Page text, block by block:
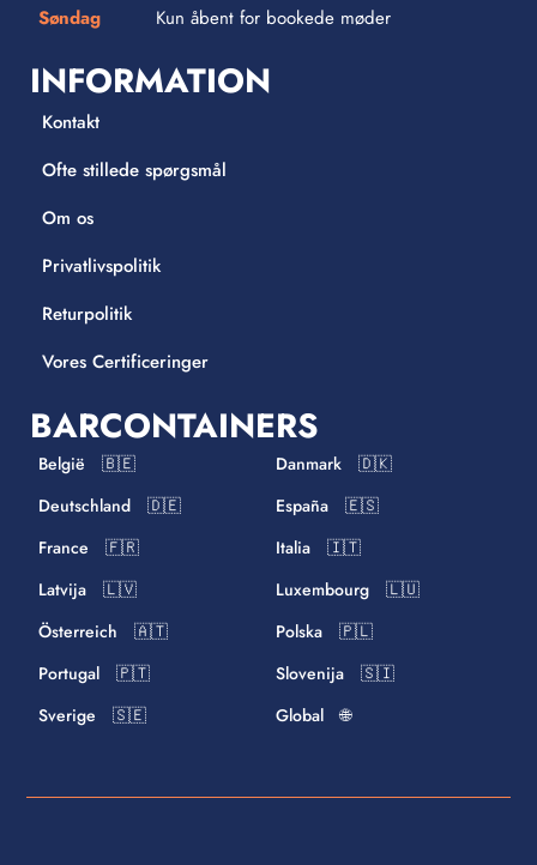
Søndag
Kun åbent for bookede møder
INFORMATION
Kontakt
Ofte stillede spørgsmål
Om os
Privatlivspolitik
Returpolitik
Vores Certificeringer
BARCONTAINERS
België 🇧🇪
Danmark 🇩🇰
Deutschland 🇩🇪
España 🇪🇸
France 🇫🇷
Italia 🇮🇹
Latvija 🇱🇻
Luxembourg 🇱🇺
Österreich 🇦🇹
Polska 🇵🇱
Portugal 🇵🇹
Slovenija 🇸🇮
Sverige 🇸🇪
Global 🌐